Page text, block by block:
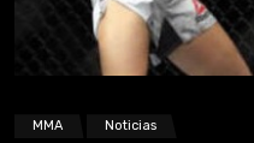
MMA Noticias